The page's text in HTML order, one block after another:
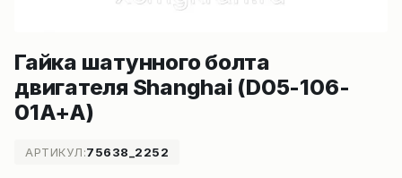
Гайка шатунного болта
двигателя Shanghai (D05-106-
01A+A)
АРТИКУЛ:75638_2252